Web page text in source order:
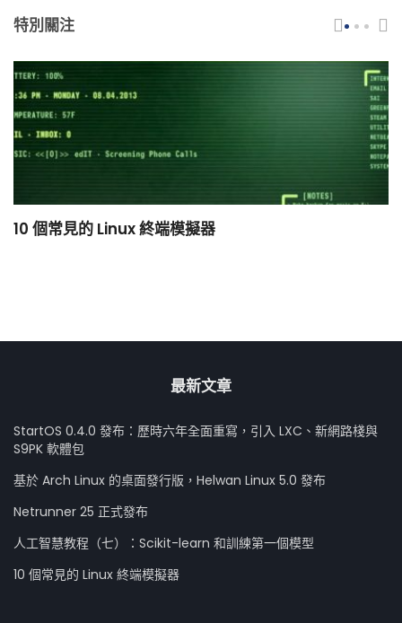
特別關注
10 個常見的 Linux 終端模擬器
最新文章
StartOS 0.4.0 發布：歷時六年全面重寫，引入 LXC、新網路棧與
S9PK 軟體包
基於 Arch Linux 的桌面發行版，Helwan Linux 5.0 發布
Netrunner 25 正式發布
人工智慧教程（七）：Scikit-learn 和訓練第一個模型
10 個常見的 Linux 終端模擬器